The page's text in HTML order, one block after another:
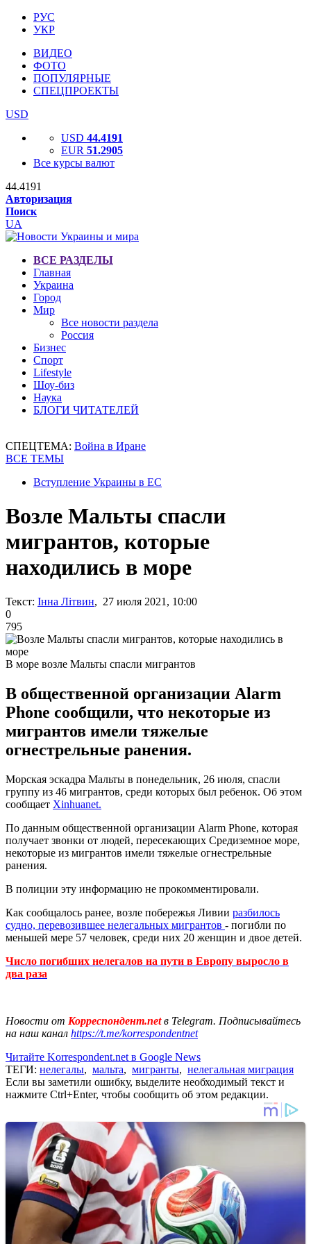
РУС
УКР
ВИДЕО
ФОТО
ПОПУЛЯРНЫЕ
СПЕЦПРОЕКТЫ
USD
USD 44.4191
EUR 51.2905
Все курсы валют
44.4191
Авторизация
Поиск
UA
ВСЕ РАЗДЕЛЫ
Главная
Украина
Город
Мир
Все новости раздела
Россия
Бизнес
Спорт
Lifestyle
Шоу-биз
Наука
БЛОГИ ЧИТАТЕЛЕЙ
СПЕЦТЕМА: Война в Иране
ВСЕ ТЕМЫ
Вступление Украины в ЕС
Возле Мальты спасли
мигрантов, которые
находились в море
Текст: Інна Літвин, 27 июля 2021, 10:00
0
795
В море возле Мальты спасли мигрантов
В общественной организации Alarm
Phone сообщили, что некоторые из
мигрантов имели тяжелые
огнестрельные ранения.
Морская эскадра Мальты в понедельник, 26 июля, спасли
группу из 46 мигрантов, среди которых был ребенок. Об этом
сообщает Xinhuanet.
По данным общественной организации Alarm Phone, которая
получает звонки от людей, пересекающих Средиземное море,
некоторые из мигрантов имели тяжелые огнестрельные
ранения.
В полиции эту информацию не прокомментировали.
Как сообщалось ранее, возле побережья Ливии разбилось
судно, перевозившее нелегальных мигрантов - погибли по
меньшей мере 57 человек, среди них 20 женщин и двое детей.
Число погибших нелегалов на пути в Европу выросло в
два раза
Новости от Корреспондент.netв Telegram. Подписывайтесь
на наш канал https://t.me/korrespondentnet
Читайте Korrespondent.net в Google News
ТЕГИ: нелегалы, мальта, мигранты, нелегальная миграция
Если вы заметили ошибку, выделите необходимый текст и
нажмите Ctrl+Enter, чтобы сообщить об этом редакции.